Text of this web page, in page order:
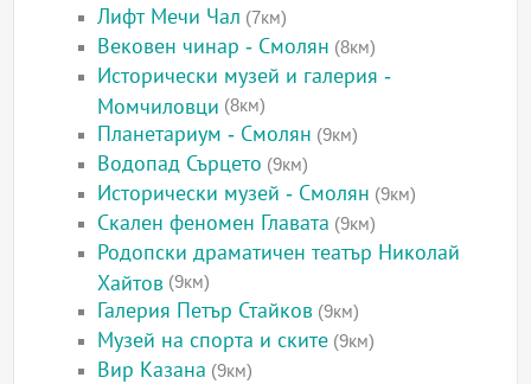
Лифт Мечи Чал (7км)
Вековен чинар - Смолян (8км)
Исторически музей и галерия -
Момчиловци (8км)
Планетариум - Смолян (9км)
Водопад Сърцето (9км)
Исторически музей - Смолян (9км)
Скален феномен Главата (9км)
Родопски драматичен театър Николай
Хайтов (9км)
Галерия Петър Стайков (9км)
Музей на спорта и ските (9км)
Вир Казана (9км)